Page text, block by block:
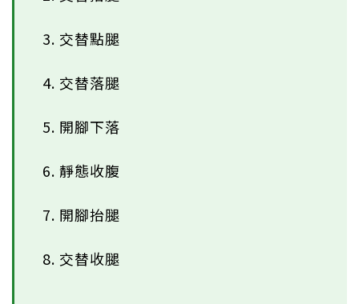
3. 交替點腿
4. 交替落腿
5. 開腳下落
6. 靜態收腹
7. 開腳抬腿
8. 交替收腿